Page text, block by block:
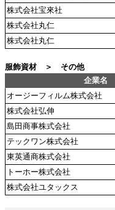
株式会社宝來社
株式会社丸仁
株式会社丸仁
服飾資材 ＞ その他
企業名
オージーフィルム株式会社
株式会社弘伸
島田商事株式会社
テックワン株式会社
東英通商株式会社
トーホー株式会社
株式会社ユタックス